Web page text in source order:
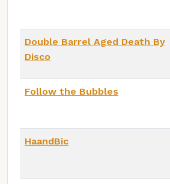
Double Barrel Aged Death By
Disco
Follow the Bubbles
HaandBic